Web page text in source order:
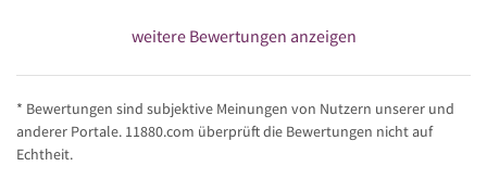
weitere Bewertungen anzeigen
* Bewertungen sind subjektive Meinungen von Nutzern unserer und
anderer Portale. 11880.com überprüft die Bewertungen nicht auf
Echtheit.